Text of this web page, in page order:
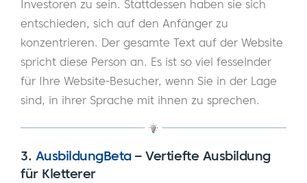
Investoren zu sein. Stattdessen haben sie sich
entschieden, sich auf den Anfänger zu
konzentrieren. Der gesamte Text auf der Website
spricht diese Person an. Es ist so viel fesselnder
für Ihre Website-Besucher, wenn Sie in der Lage
sind, in ihrer Sprache mit ihnen zu sprechen.
3. AusbildungBeta–Vertiefte Ausbildung
für Kletterer